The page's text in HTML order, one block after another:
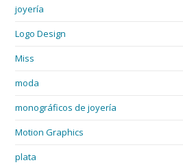
joyería
Logo Design
Miss
moda
monográficos de joyería
Motion Graphics
plata